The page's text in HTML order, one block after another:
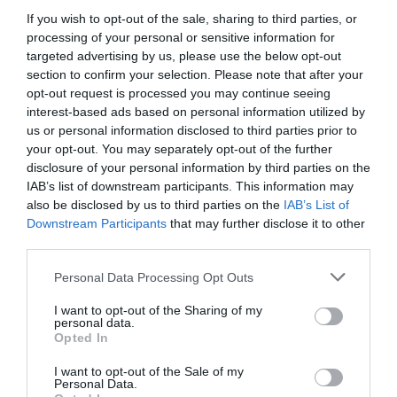
If you wish to opt-out of the sale, sharing to third parties, or
processing of your personal or sensitive information for
targeted advertising by us, please use the below opt-out
section to confirm your selection. Please note that after your
opt-out request is processed you may continue seeing
interest-based ads based on personal information utilized by
us or personal information disclosed to third parties prior to
your opt-out. You may separately opt-out of the further
disclosure of your personal information by third parties on the
IAB’s list of downstream participants. This information may
also be disclosed by us to third parties on the IAB’s List of
Downstream Participants that may further disclose it to other
Personal Data Processing Opt Outs
I want to opt-out of the Sharing of my
personal data.
Opted In
I want to opt-out of the Sale of my
Personal Data.